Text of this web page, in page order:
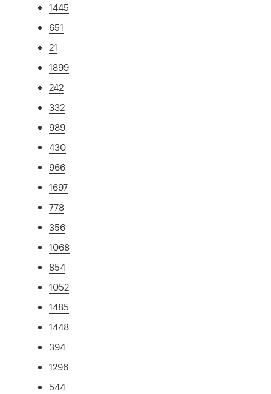
1445
651
21
1899
242
332
989
430
966
1697
778
356
1068
854
1052
1485
1448
394
1296
544